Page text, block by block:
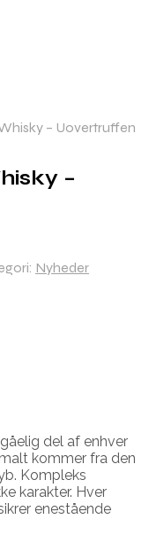
– Uovertruffen
–
Nyheder
del af enhver
kommer fra den
Kompleks
karakter. Hver
enestående